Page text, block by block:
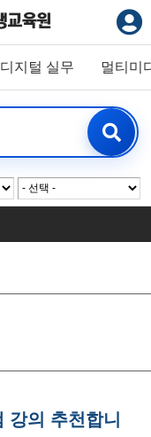
디지털 실무 멀티미